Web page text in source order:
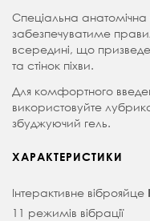
Спеціальна
забезпечуватиме
всередині, що призведе
та стінок піхви.
Для комфортного
використовуйте
збуджуючий гель.
ХАРАКТЕРИСТИКИ
Інтерактивне віброяйце
11 режимів вібрації